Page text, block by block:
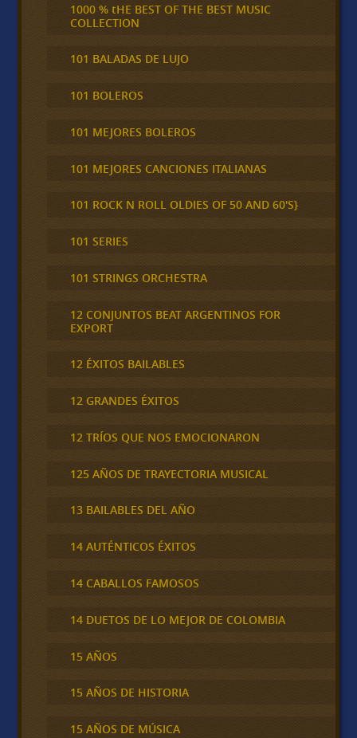
1000 % tHE BEST OF THE BEST MUSIC
COLLECTION
101 BALADAS DE LUJO
101 BOLEROS
101 MEJORES BOLEROS
101 MEJORES CANCIONES ITALIANAS
101 ROCK N ROLL OLDIES OF 50 AND 60'S}
101 SERIES
101 STRINGS ORCHESTRA
12 CONJUNTOS BEAT ARGENTINOS FOR
EXPORT
12 ÉXITOS BAILABLES
12 GRANDES ÉXITOS
12 TRÍOS QUE NOS EMOCIONARON
125 AÑOS DE TRAYECTORIA MUSICAL
13 BAILABLES DEL AÑO
14 AUTÉNTICOS ÉXITOS
14 CABALLOS FAMOSOS
14 DUETOS DE LO MEJOR DE COLOMBIA
15 AÑOS
15 AÑOS DE HISTORIA
15 AÑOS DE MÚSICA